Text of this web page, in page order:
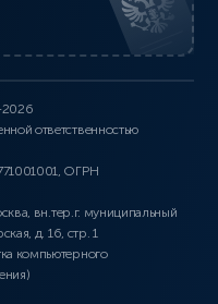
2026
ответственностью
ОГРН
вн.тер.г. муниципальный
д. 16, стр. 1
компьютерного